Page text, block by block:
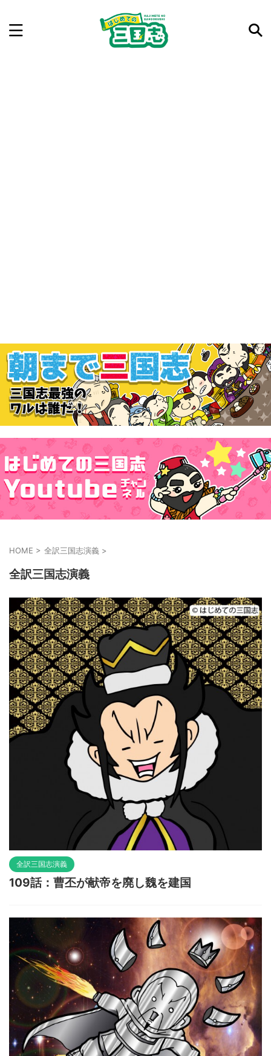
HOME > 全訳三国志演義 >
全訳三国志演義
全訳三国志演義
109話：曹丕が献帝を廃し魏を建国